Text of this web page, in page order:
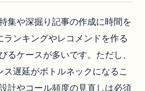
集や深掘り記事の作成に時間を
ンキングやレコメンドを作る
るケースが多いです。ただし、
遅延がボトルネックになるこ
計やコール頻度の見直しは必須